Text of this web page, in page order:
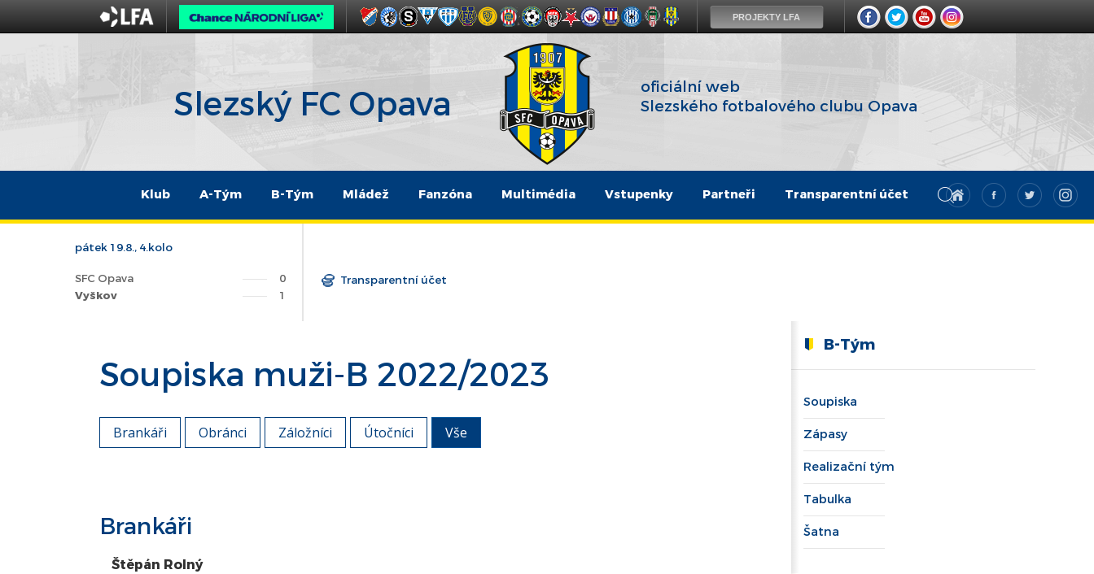
Slezský FC Opava
oficiální web
Slezského fotbalového clubu Opava
Klub A-Tým B-Tým Mládež Fanzóna Multimédia Vstupenky Partneři Transparentní účet
pátek 19.8., 4.kolo
SFC Opava
0
Vyškov
1
Transparentní účet
Soupiska muži-B 2022/2023
Brankáři Obránci Záložníci Útočníci Vše
Brankáři
Štěpán Rolný
B-Tým
Soupiska
Zápasy
Realizační tým
Tabulka
Šatna
PROJEKTY LFA